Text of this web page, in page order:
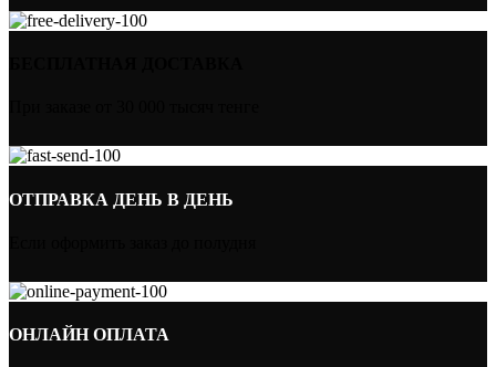
ОТПРАВКА ДЕНЬ В ДЕНЬ
ОНЛАЙН ОПЛАТА